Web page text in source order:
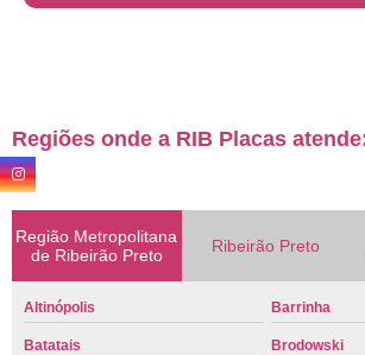
Regiões onde a RIB Placas
Região Metropolitana
de Ribeirão Preto
Ribeirão Preto
Altinópolis Barrinha
Batatais Brodowski